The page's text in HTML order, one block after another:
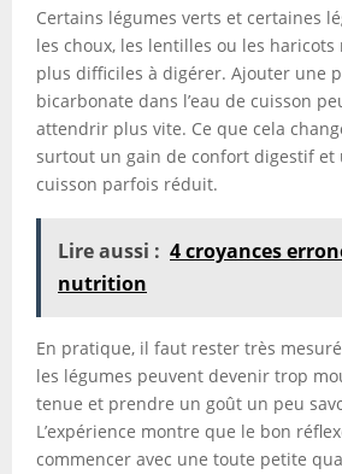
Certains légumes verts et certaines
les choux, les lentilles ou les
plus difficiles à digérer. Ajouter une
bicarbonate dans l’eau de cuisson
attendrir plus vite. Ce que cela
surtout un gain de confort digestif et
cuisson parfois réduit.
Lire aussi : 4 croyances
nutrition
En pratique, il faut rester très
les légumes peuvent devenir trop
tenue et prendre un goût un peu
L’expérience montre que le bon
commencer avec une toute petite